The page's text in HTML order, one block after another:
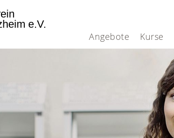
Angebote Kurse
e.V.